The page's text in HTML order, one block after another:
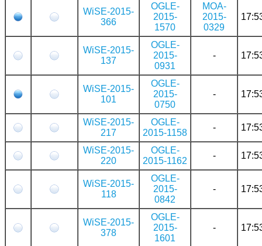
WiSE-2015-
366
OGLE-
2015-
1570
MOA-
2015-
0329
WiSE-2015-
137
OGLE-
2015-
0931
-
WiSE-2015-
101
OGLE-
2015-
0750
-
WiSE-2015-
217
OGLE-
2015-1158
-
WiSE-2015-
220
OGLE-
2015-1162
-
WiSE-2015-
118
OGLE-
2015-
0842
-
WiSE-2015-
378
OGLE-
2015-
1601
-